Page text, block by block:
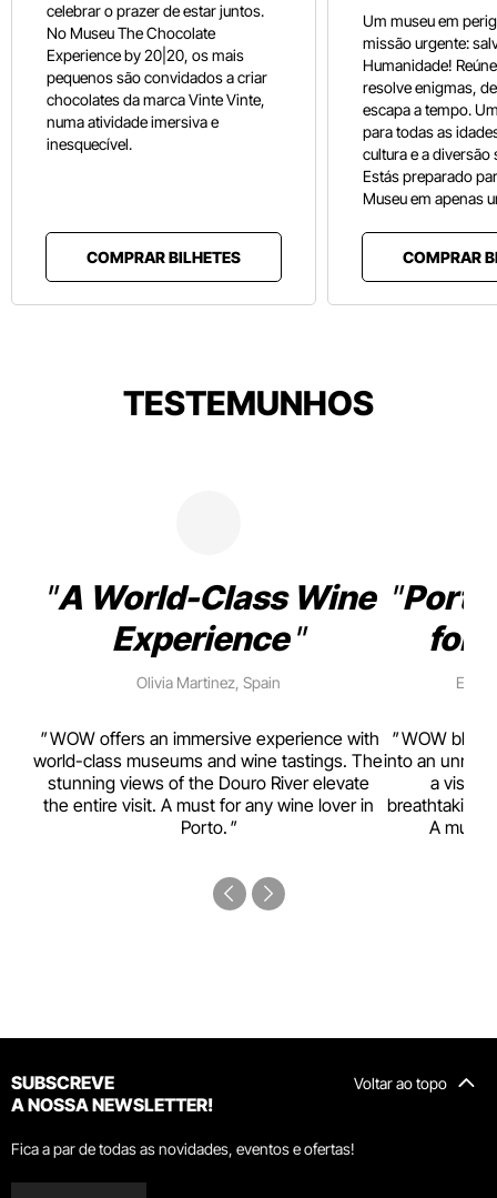
celebrar o prazer de estar juntos.
No Museu The Chocolate
Experience by 20|20, os mais
pequenos são convidados a criar
chocolates da marca Vinte Vinte,
numa atividade imersiva e
inesquecível.
COMPRAR BILHETES
Um museu em
missão urgente:
Humanidade!
resolve enigmas,
escapa a tempo.
para todas as
cultura e a diversão
Estás preparado
Museu em apenas
COMPRAR
TESTEMUNHOS
A World-Class Wine
Experience
Olivia Martinez, Spain
WOW offers an immersive experience with
world-class museums and wine tastings. The
stunning views of the Douro River elevate
the entire visit. A must for any wine lover in
Porto.
for
WOW
into an
a visual
breathtaking
A must-
Voltar ao topo
SUBSCREVE
A NOSSA NEWSLETTER!
Fica a par de todas as novidades, eventos e ofertas!